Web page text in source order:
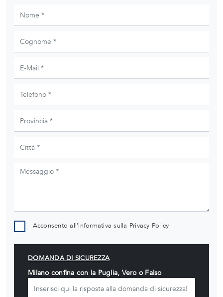
Acconsento all'informativa sulla Privacy Policy
DOMANDA DI SICUREZZA
Milano confina con la Puglia, Vero o Falso